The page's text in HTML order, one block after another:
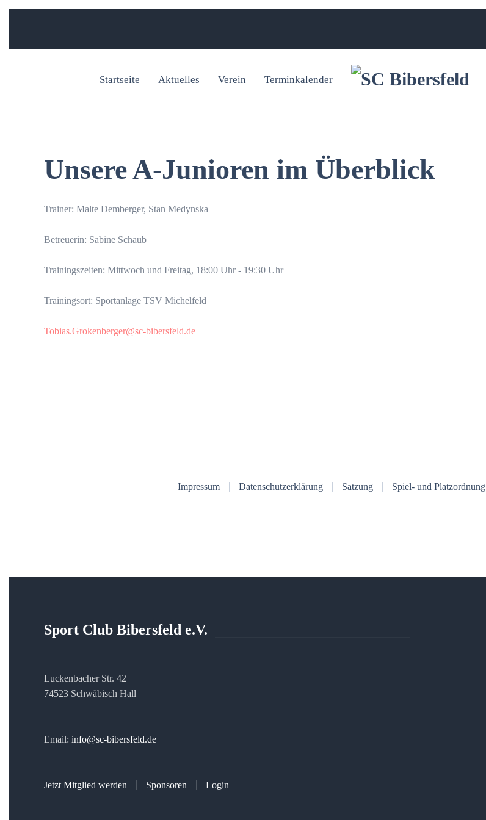
Startseite Aktuelles Verein Terminkalender
Unsere A-Junioren im Überblick
Trainer: Malte Demberger, Stan Medynska
Betreuerin: Sabine Schaub
Trainingszeiten: Mittwoch und Freitag, 18:00 Uhr - 19:30 Uhr
Trainingsort: Sportanlage TSV Michelfeld
Tobias.Grokenberger@sc-bibersfeld.de
Impressum Datenschutzerklärung Satzung Spiel- und Platzordnung
Sport Club Bibersfeld e.V.
Luckenbacher Str. 42
74523 Schwäbisch Hall
Email: info@sc-bibersfeld.de
Jetzt Mitglied werden Sponsoren Login